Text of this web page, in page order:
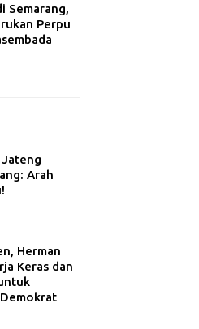
Semarang,
Perpu
Arah
Herman
Keras dan